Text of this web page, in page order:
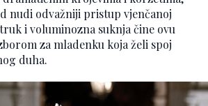
nudi odvažniji pristup vjenčanoj
i voluminozna suknja čine ovu
za mladenku koja želi spoj
duha.